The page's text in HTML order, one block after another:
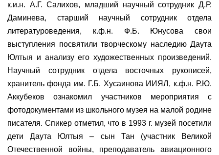
к.и.н. А.Г. Салихов, младший научный сотрудник Д.Р.
Даминева, старший научный сотрудник отдела
литературоведения, к.ф.н. Ф.Б. Юнусова свои
выступления посвятили творческому наследию Даута
Юлтыя и анализу его художественных произведений.
Научный сотрудник отдела восточных рукописей,
хранитель фонда им. Г.Б. Хусаинова ИИЯЛ, к.ф.н. Р.Ю.
Аккубеков ознакомил участников мероприятия с
фотодокументами из школьного музея на малой родине
писателя. Спикер отметил, что в 1993 г. музей посетили
дети Даута Юлтыя – сын Тан (участник Великой
Отечественной войны, преподаватель авиационного